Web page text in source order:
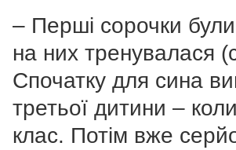
– Перші сорочки
на них тренувалася
Спочатку для сина
третьої дитини –
клас. Потім вже